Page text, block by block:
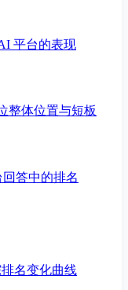
平台的表现
整体位置与短板
答中的排名
名变化曲线